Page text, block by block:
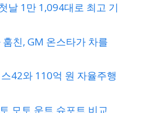
날 1만 1,094대로 최고 기
친, GM 온스타가 차를
42와 110억 원 자율주행
모토 운트 슈포트 비교